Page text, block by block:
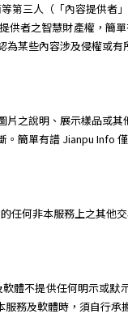
第三人（「內容提供
供者之智慧財產權，簡
某些內容涉及侵權或有
之說明、展示樣品或
簡單有譜 Jianpu Info
任何非本服務上之其他
體不提供任何明示或
務及軟體時，須自行承